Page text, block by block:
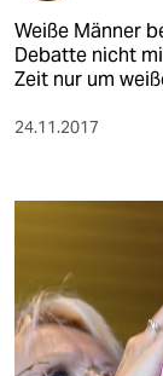
Weiße Männer
Debatte nicht
Zeit nur um
24.11.2017